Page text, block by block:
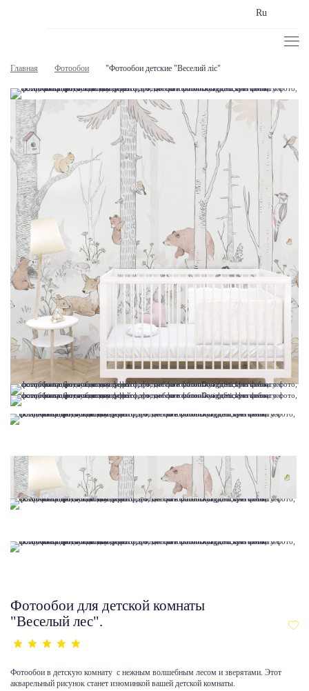
Ru
Главная Фотообои "Фотообои детские "Веселий ліс"
Фотообои для детской комнаты
"Веселый лес".
Фотообои в детскую комнату с нежным волшебным лесом и зверятами. Этот
акварельный рисунок станет изюминкой вашей детской комнаты.